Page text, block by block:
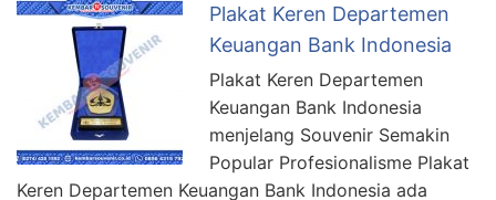
Plakat Keren Departemen
Keuangan Bank Indonesia
Plakat Keren Departemen
Keuangan Bank Indonesia
menjelang Souvenir Semakin
Popular Profesionalisme Plakat
Keren Departemen Keuangan Bank Indonesia ada